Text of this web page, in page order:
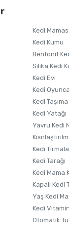
bilgiler bulunuyor.
daha pahalı.
olmalı.
Kedi Maması
Kedi Kumu
Bentonit
Silika Kedi
Kedi Evi
Kedi
Kedi
Kedi Yatağı
Yavru Kedi
Kedi
Kedi Tarağı
Kedi Mama
Kapalı Kedi
Yaş Kedi
Kedi
Otomatik